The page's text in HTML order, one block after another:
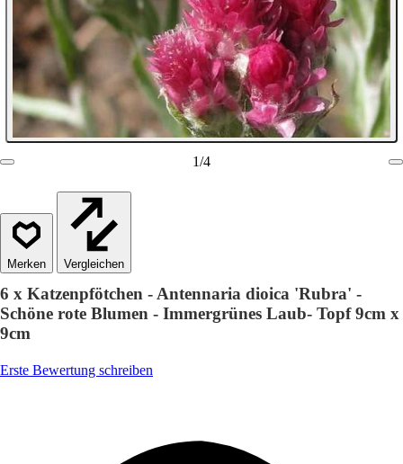
1/4
Vergleichen
6 x Katzenpfötchen - Antennaria dioica 'Rubra' -
Schöne rote Blumen - Immergrünes Laub- Topf 9cm x
9cm
Erste Bewertung schreiben